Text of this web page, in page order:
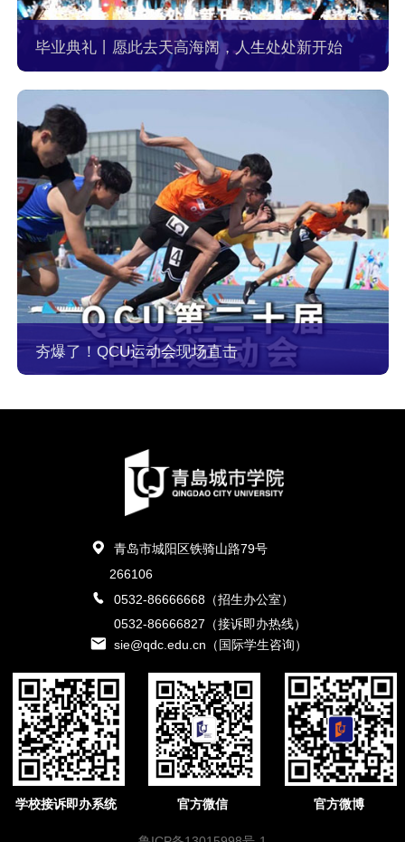
毕业典礼丨愿此去天高海阔，人生处处新开始
夯爆了！QCU运动会现场直击
青岛市城阳区铁骑山路79号
266106
0532-86666668（招生办公室）
0532-86666827（接诉即办热线）
sie@qdc.edu.cn（国际学生咨询）
学校接诉即办系统 官方微信 官方微博